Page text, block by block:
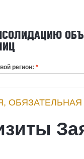
регион: *